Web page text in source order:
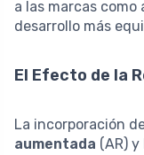
a las marcas
desarrollo más
El Efecto de la
La incorporación
aumentada (AR) y